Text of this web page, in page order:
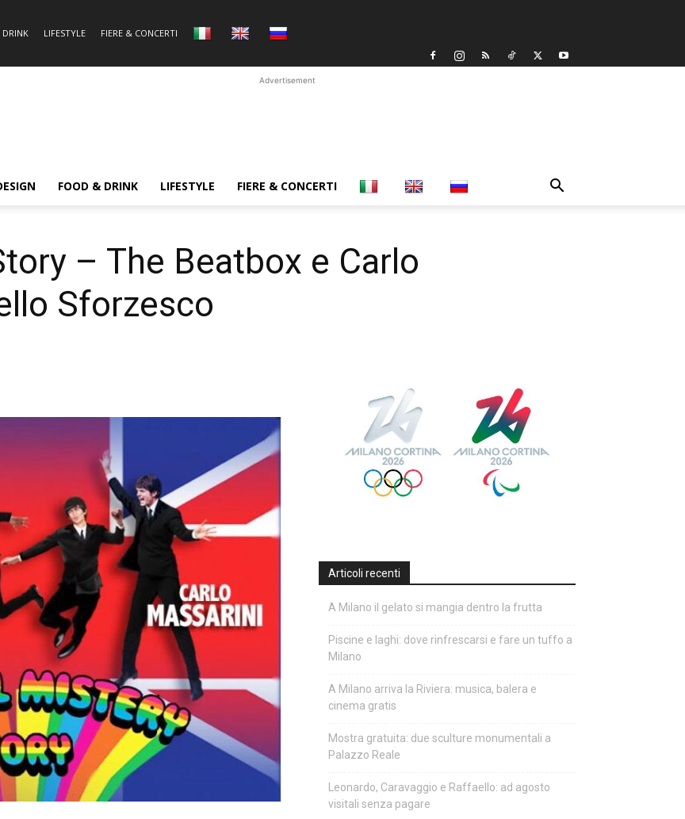
LIFESTYLE FIERE & CONCERTI
Advertisement
FOOD & DRINK LIFESTYLE FIERE & CONCERTI
– The Beatbox e Carlo
Sforzesco
Articoli recenti
A Milano il gelato si mangia dentro la frutta
Piscine e laghi: dove rinfrescarsi e fare un tuffo a
Milano
A Milano arriva la Riviera: musica, balera e
cinema gratis
Mostra gratuita: due sculture monumentali a
Palazzo Reale
Leonardo, Caravaggio e Raffaello: ad agosto
visitali senza pagare